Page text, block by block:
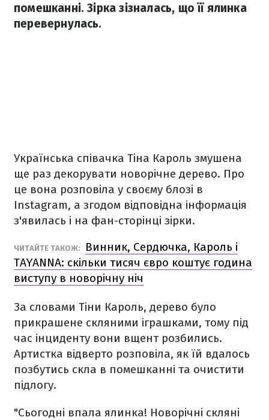
помешканні. Зірка зізналась, що її ялинка
перевернулась.
Українська співачка Тіна Кароль змушена
ще раз декорувати новорічне дерево. Про
це вона розповіла у своєму блозі в
Instagram, а згодом відповідна інформація
з'явилась і на фан-сторінці зірки.
ЧИТАЙТЕ ТАКОЖ:
Винник, Сердючка, Кароль і
TAYANNA: скільки тисяч євро коштує година
виступу в новорічну ніч
За словами Тіни Кароль, дерево було
прикрашене скляними іграшками, тому під
час інциденту вони вщент розбились.
Артистка відверто розповіла, як їй вдалось
позбутись скла в помешканні та очистити
підлогу.
"Сьогодні впала ялинка! Новорічні скляні